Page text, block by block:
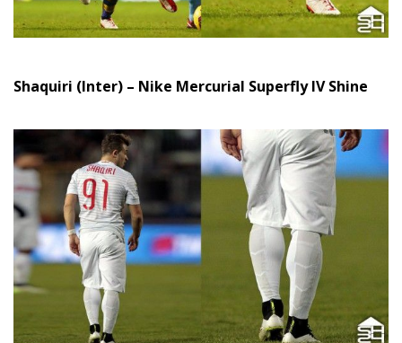
Shaquiri (Inter) – Nike Mercurial Superfly IV Shine